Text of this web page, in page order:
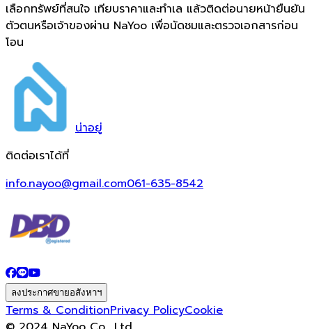
เลือกทรัพย์ที่สนใจ เทียบราคาและทำเล แล้วติดต่อนายหน้ายืนยัน
ตัวตนหรือเจ้าของผ่าน NaYoo เพื่อนัดชมและตรวจเอกสารก่อน
โอน
น่าอยู่
ติดต่อเราได้ที่
info.nayoo@gmail.com061-635-8542
ลงประกาศขายอสังหาฯ
Terms & ConditionPrivacy PolicyCookie